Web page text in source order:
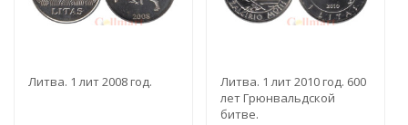
Литва. 1 лит 2008 год.
Литва. 1 лит 2010 год. 600
лет Грюнвальдской
битве.